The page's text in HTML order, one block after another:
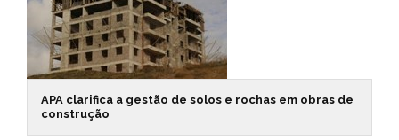
APA clarifica a gestão de solos e rochas em obras de
construção